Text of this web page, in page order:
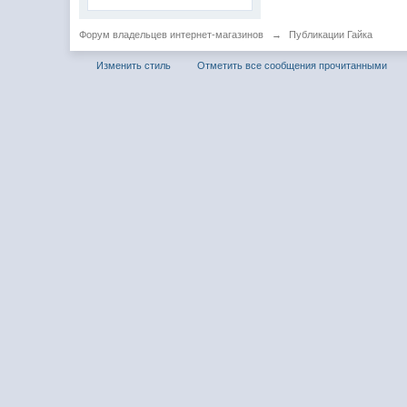
Форум владельцев интернет-магазинов → Публикации Гайка
Изменить стиль Отметить все сообщения прочитанными